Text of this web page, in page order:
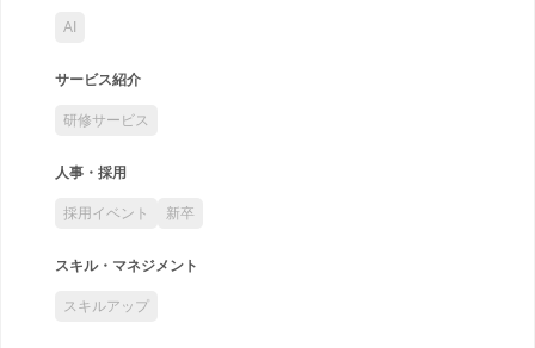
AI
サービス紹介
研修サービス
人事・採用
採用イベント 新卒
スキル・マネジメント
スキルアップ